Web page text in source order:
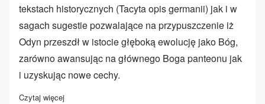
tekstach historycznych (Tacyta opis germanii) jak i w
sagach sugestie pozwalające na przypuszczenie iż
Odyn przeszdł w istocie głęboką ewolucję jako Bóg,
zarówno awansując na głównego Boga panteonu jak
i uzyskując nowe cechy.
Czytaj więcej